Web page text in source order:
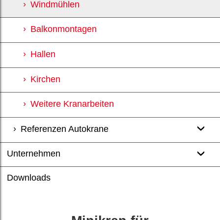
Windmühlen
Balkonmontagen
Hallen
Kirchen
Weitere Kranarbeiten
Referenzen Autokrane
Unternehmen
Downloads